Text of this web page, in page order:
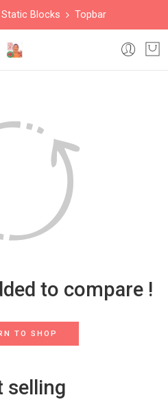
Static Blocks Topbar
to compare !
TO SHOP
selling